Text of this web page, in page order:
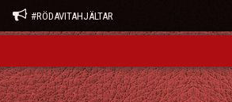
#RÖDAVITAHJÄLTAR